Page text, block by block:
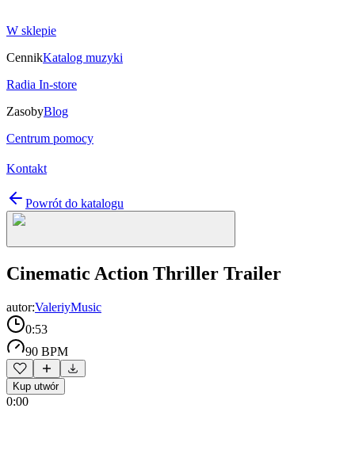
W sklepie
CennikKatalog muzyki
Radia In-store
ZasobyBlog
Centrum pomocy
Kontakt
Powrót do katalogu
Cinematic Action Thriller Trailer
autor:ValeriyMusic
0:53
90 BPM
Kup utwór
0:00